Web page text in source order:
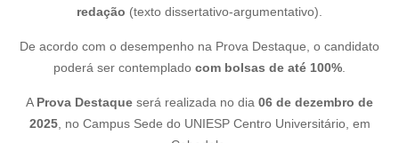
redação (texto dissertativo-argumentativo).
De acordo com o desempenho na Prova Destaque, o candidato
poderá ser contemplado com bolsas de até 100%
A Prova Destaque será realizada no dia 06 de dezembro de
2025, no Campus Sede do UNIESP Centro Universitário, em